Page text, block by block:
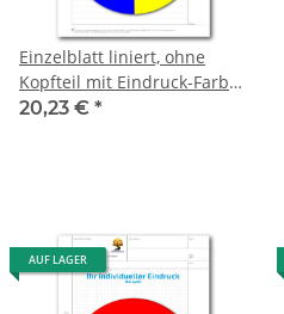
Einzelblatt liniert, ohne
Kopfteil mit Eindruck-Farbe,
1 Pack zu 100 Blatt
20,23 € *
AUF LAGER